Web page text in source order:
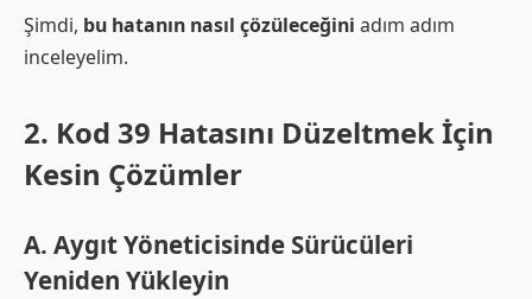
Şimdi, bu hatanın nasıl çözüleceğini adım adım
inceleyelim.
2. Kod 39 Hatasını Düzeltmek İçin
Kesin Çözümler
A. Aygıt Yöneticisinde Sürücüleri
Yeniden Yükleyin